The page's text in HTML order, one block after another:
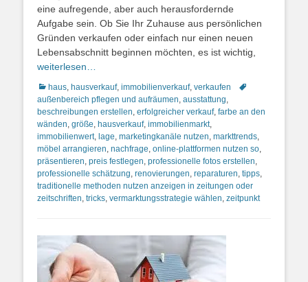
eine aufregende, aber auch herausfordernde
Aufgabe sein. Ob Sie Ihr Zuhause aus persönlichen
Gründen verkaufen oder einfach nur einen neuen
Lebensabschnitt beginnen möchten, es ist wichtig,
weiterlesen…
Kategorien
haus, hausverkauf, immobilienverkauf, verkaufen
Schlagworte
außenbereich pflegen und aufräumen, ausstattung,
beschreibungen erstellen, erfolgreicher verkauf, farbe an den
wänden, größe, hausverkauf, immobilienmarkt,
immobilienwert, lage, marketingkanäle nutzen, markttrends,
möbel arrangieren, nachfrage, online-plattformen nutzen so,
präsentieren, preis festlegen, professionelle fotos erstellen,
professionelle schätzung, renovierungen, reparaturen, tipps,
traditionelle methoden nutzen anzeigen in zeitungen oder
zeitschriften, tricks, vermarktungsstrategie wählen, zeitpunkt